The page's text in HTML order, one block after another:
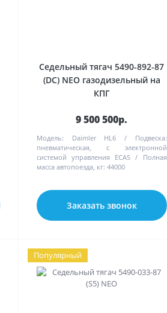
Седельный тягач 5490-892-87
(DC) NEO газодизельный на
КПГ
9 500 500р.
Модель: Daimler HL6
Подвеска:
пневматическая, с электронной
системой управления ECAS
Полная
масса автопоезда, кг: 44000
Заказать звонок
Популярный